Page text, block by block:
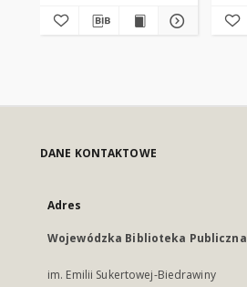
DANE KONTAKTOWE
Adres
Wojewódzka Biblioteka Publiczna
im. Emilii Sukertowej-Biedrawiny